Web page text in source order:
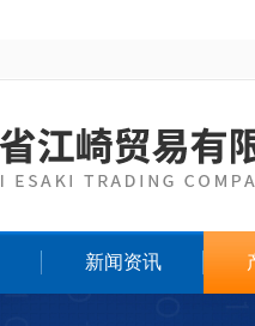
新闻资讯